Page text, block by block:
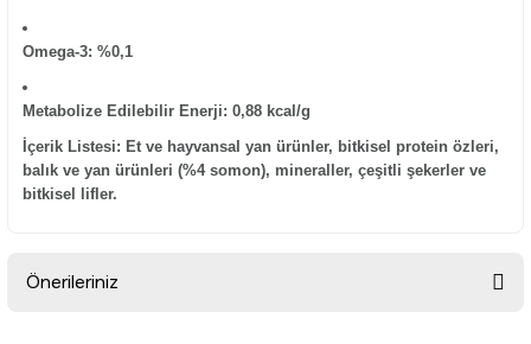
Omega-3: %0,1
Metabolize Edilebilir Enerji: 0,88 kcal/g
İçerik Listesi: Et ve hayvansal yan ürünler, bitkisel protein özleri,
balık ve yan ürünleri (%4 somon), mineraller, çeşitli şekerler ve
bitkisel lifler.
Önerileriniz